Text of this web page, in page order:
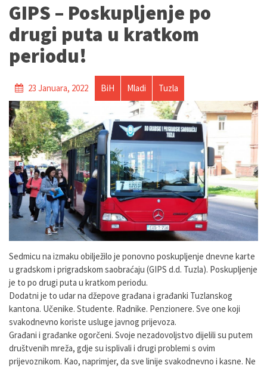
GIPS – Poskupljenje po
drugi puta u kratkom
periodu!
23 Januara, 2022 BiH Mladi Tuzla
Sedmicu na izmaku obilježilo je ponovno poskupljenje dnevne karte
u gradskom i prigradskom saobraćaju (GIPS d.d. Tuzla). Poskupljenje
je to po drugi puta u kratkom periodu.
Dodatni je to udar na džepove građana i građanki Tuzlanskog
kantona. Učenike. Studente. Radnike. Penzionere. Sve one koji
svakodnevno koriste usluge javnog prijevoza.
Građani i građanke ogorčeni. Svoje nezadovoljstvo dijelili su putem
društvenih mreža, gdje su isplivali i drugi problemi s ovim
prijevoznikom. Kao, naprimjer, da sve linije svakodnevno i kasne. Ne